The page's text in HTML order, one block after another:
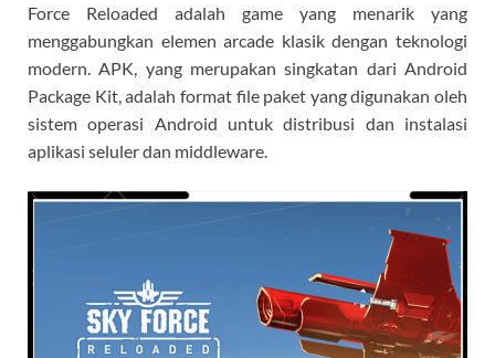
Force Reloaded adalah game yang menarik yang
menggabungkan elemen arcade klasik dengan teknologi
modern. APK, yang merupakan singkatan dari Android
Package Kit, adalah format file paket yang digunakan oleh
sistem operasi Android untuk distribusi dan instalasi
aplikasi seluler dan middleware.